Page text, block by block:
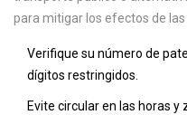
para mitigar los efectos de
Verifique su número de
dígitos restringidos.
Evite circular en las horas